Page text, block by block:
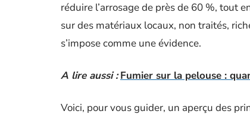
réduire l’arrosage de près de 60 %, tout
sur des matériaux locaux, non traités,
s’impose comme une évidence.
A lire aussi : Fumier sur la pelouse :
Voici, pour vous guider, un aperçu des